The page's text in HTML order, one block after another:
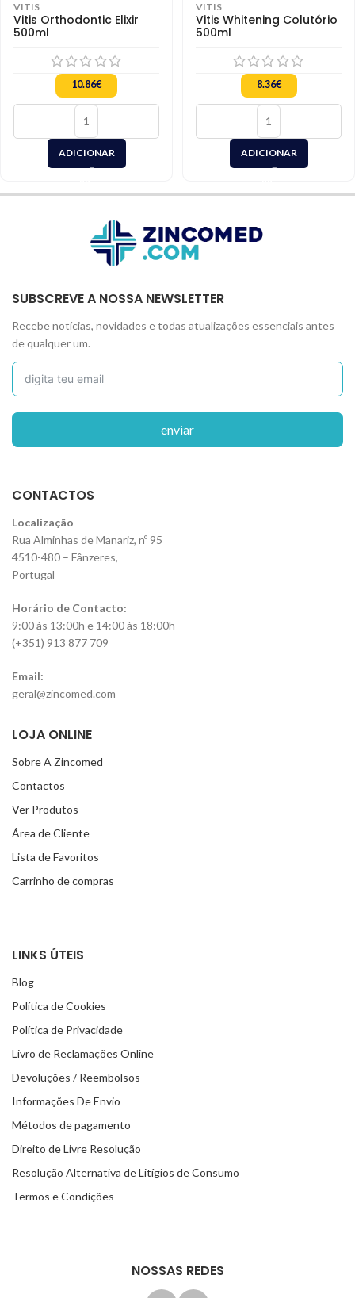
VITIS
Vitis Orthodontic Elixir
500ml
10.86€
ADICIONAR
VITIS
Vitis Whitening Colutório
500ml
8.36€
ADICIONAR
SUBSCREVE A NOSSA NEWSLETTER
Recebe notícias, novidades e todas atualizações essenciais antes
de qualquer um.
enviar
CONTACTOS
Localização
Rua Alminhas de Manariz, nº 95
4510-480 – Fânzeres,
Portugal
Horário de Contacto:
9:00 às 13:00h e 14:00 às 18:00h
(+351) 913 877 709
Email:
geral@zincomed.com
LOJA ONLINE
Sobre A Zincomed
Contactos
Ver Produtos
Área de Cliente
Lista de Favoritos
Carrinho de compras
LINKS ÚTEIS
Blog
Política de Cookies
Política de Privacidade
Livro de Reclamações Online
Devoluções / Reembolsos
Informações De Envio
Métodos de pagamento
Direito de Livre Resolução
Resolução Alternativa de Litígios de Consumo
Termos e Condições
NOSSAS REDES